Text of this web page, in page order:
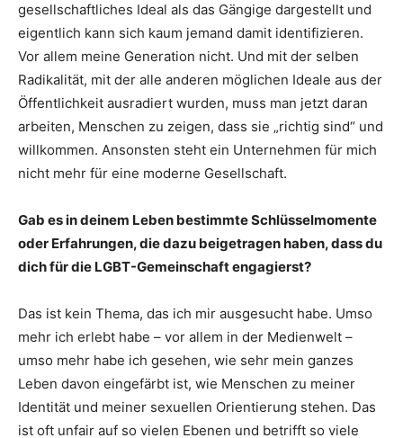
gesellschaftliches Ideal als das Gängige dargestellt und
eigentlich kann sich kaum jemand damit identifizieren.
Vor allem meine Generation nicht. Und mit der selben
Radikalität, mit der alle anderen möglichen Ideale aus der
Öffentlichkeit ausradiert wurden, muss man jetzt daran
arbeiten, Menschen zu zeigen, dass sie „richtig sind“ und
willkommen. Ansonsten steht ein Unternehmen für mich
nicht mehr für eine moderne Gesellschaft.
Gab es in deinem Leben bestimmte Schlüsselmomente
oder Erfahrungen, die dazu beigetragen haben, dass du
dich für die LGBT-Gemeinschaft engagierst?
Das ist kein Thema, das ich mir ausgesucht habe. Umso
mehr ich erlebt habe – vor allem in der Medienwelt –
umso mehr habe ich gesehen, wie sehr mein ganzes
Leben davon eingefärbt ist, wie Menschen zu meiner
Identität und meiner sexuellen Orientierung stehen. Das
ist oft unfair auf so vielen Ebenen und betrifft so viele